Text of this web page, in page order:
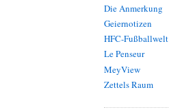
Die Anmerkung
Geiernotizen
HFC-Fußballwelt
Le Penseur
MeyView
Zettels Raum